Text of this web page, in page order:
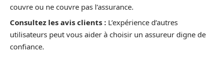
couvre ou ne couvre pas l’assurance.
Consultez les avis clients : L’expérience d’autres
utilisateurs peut vous aider à choisir un assureur digne de
confiance.